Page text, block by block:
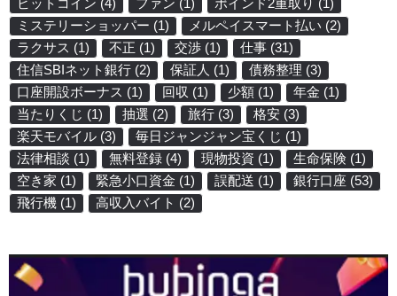
ビットコイン (4) ファン (1) ポインド2重取り (1)
ミステリーショッパー (1) メルペイスマート払い (2)
ラクサス (1) 不正 (1) 交渉 (1) 仕事 (31)
住信SBIネット銀行 (2) 保証人 (1) 債務整理 (3)
口座開設ボーナス (1) 回収 (1) 少額 (1) 年金 (1)
当たりくじ (1) 抽選 (2) 旅行 (3) 格安 (3)
楽天モバイル (3) 毎日ジャンジャン宝くじ (1)
法律相談 (1) 無料登録 (4) 現物投資 (1) 生命保険 (1)
空き家 (1) 緊急小口資金 (1) 誤配送 (1) 銀行口座 (53)
飛行機 (1) 高収入バイト (2)